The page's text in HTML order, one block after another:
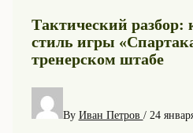
Тактический разбор:
стиль игры
тренерском штабе
By Иван Петров / 24